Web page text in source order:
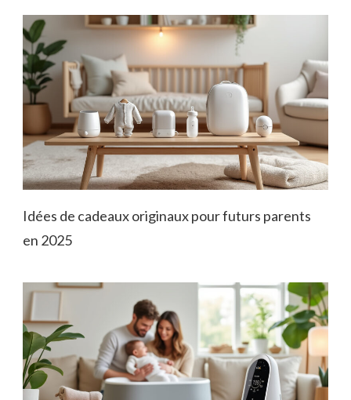
Idées de cadeaux originaux pour futurs parents
en 2025